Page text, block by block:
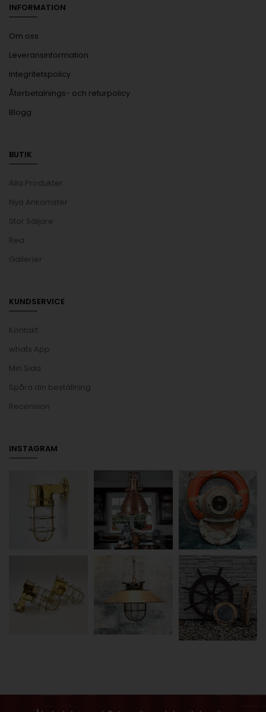
INFORMATION
Om oss
Leveransinformation
Integritetspolicy
Återbetalnings- och returpolicy
Blogg
BUTIK
Alla Produkter
Nya Ankomster
Stor Säljare
Rea
Gallerier
KUNDSERVICE
Kontakt
whats App
Min Sida
Spåra din beställning
Recension
INSTAGRAM